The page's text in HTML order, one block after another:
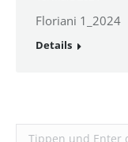
Floriani 1_2024
Details
Search: